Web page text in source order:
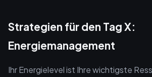
Strategien für den Tag X:
Energiemanagement
Ihr Energielevel ist Ihre wichtigste